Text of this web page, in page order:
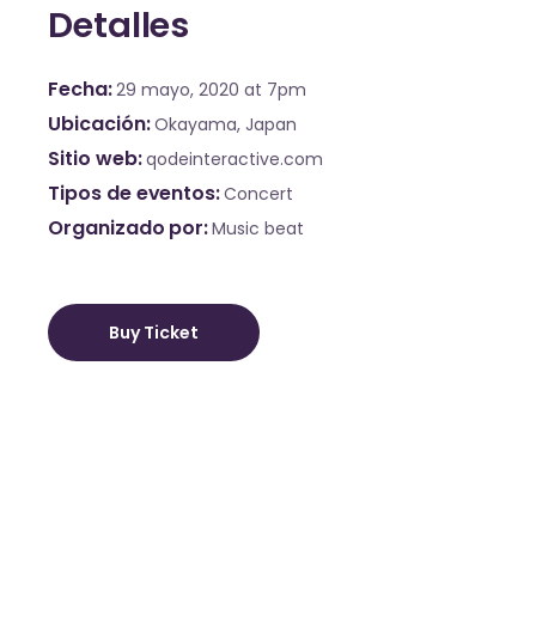
Detalles
Fecha 29 mayo, 2020 at 7pm
Ubicación Okayama, Japan
Sitio web qodeinteractive.com
Tipos de eventos Concert
Organizado por Music beat
Buy Ticket